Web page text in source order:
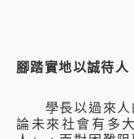
腳踏實地以誠待人
學長以過來人
論未來社會有多